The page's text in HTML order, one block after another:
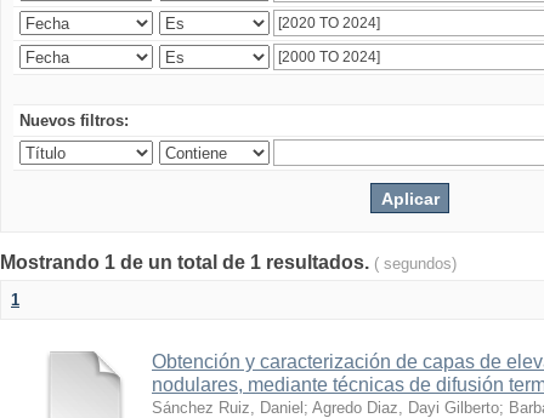
Nuevos filtros:
Mostrando 1 de un total de 1 resultados. ( segundos)
1
Obtención y caracterización de capas de
nodulares, mediante técnicas de difusión
Sánchez Ruiz, Daniel ; Agredo Diaz, Dayi Gilberto;